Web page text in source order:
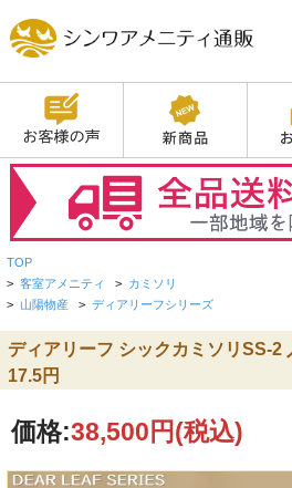
TOP
> 客室アメニティ > カミソリ
> 山陽物産 > ディアリーフシリーズ
ディアリーフ シックカミソリSS-2
17.5円
価格:38,500円(税込)